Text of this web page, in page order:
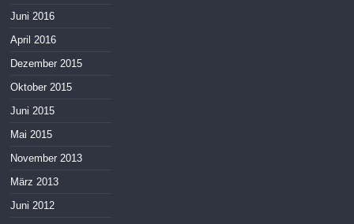
Juni 2016
April 2016
Dezember 2015
Oktober 2015
Juni 2015
Mai 2015
November 2013
März 2013
Juni 2012